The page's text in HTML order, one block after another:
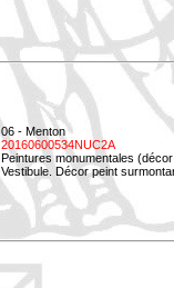
06 - Menton
20160600534NUC2A
Peintures monumentales
Vestibule. Décor peint